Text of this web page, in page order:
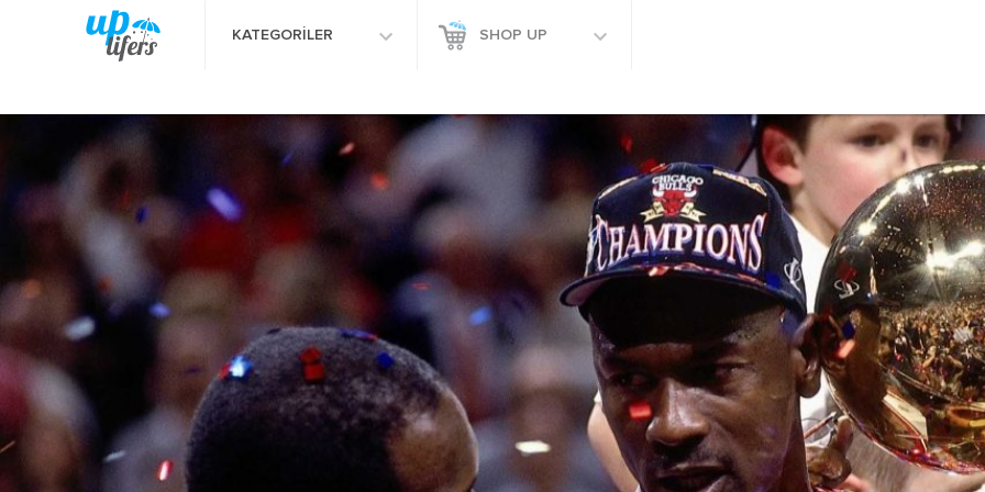
KATEGORİLER SHOP UP